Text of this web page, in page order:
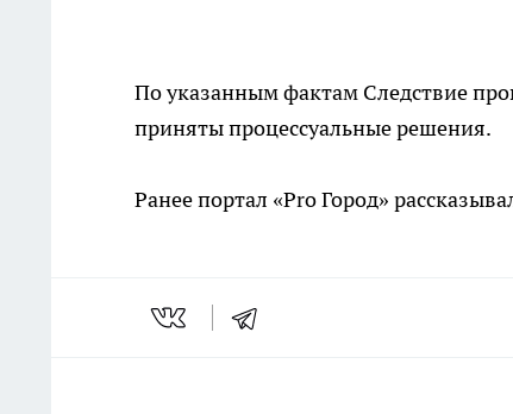
По указанным фактам Следствие
приняты процессуальные решения.
Ранее портал «Pro Город»